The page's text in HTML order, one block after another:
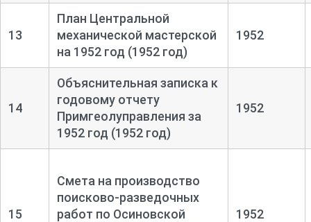
13
План Центральной
механической мастерской
на 1952 год (1952 год)
1952
14
Объяснительная записка к
годовому отчету
Примгеолуправления за
1952 год (1952 год)
1952
15
Смета на производство
поисково-разведочных
работ по Осиновской
1952